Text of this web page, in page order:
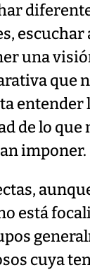
escuchar
una
que
entender
de lo que
imponer.
está
cuya